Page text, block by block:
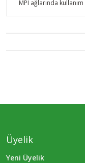
MPI ağlarında
Üyelik
Yeni Üyelik